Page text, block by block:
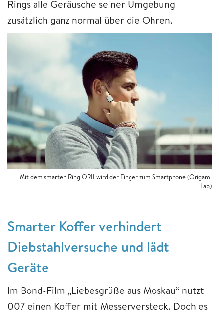
Rings alle Geräusche seiner Umgebung
zusätzlich ganz normal über die Ohren.
Mit dem smarten Ring ORII wird der Finger zum Smartphone (Origami
Lab)
Smarter Koffer verhindert
Diebstahlversuche und lädt
Geräte
Im Bond-Film „Liebesgrüße aus Moskau“ nutzt
007 einen Koffer mit Messerversteck. Doch es